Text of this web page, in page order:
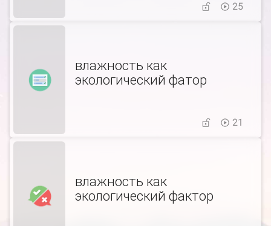
25
влажность как
экологический фатор
21
влажность как
экологический фактор